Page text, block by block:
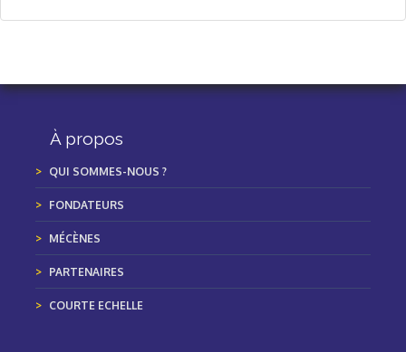
À propos
QUI SOMMES-NOUS ?
FONDATEURS
MÉCÈNES
PARTENAIRES
COURTE ECHELLE